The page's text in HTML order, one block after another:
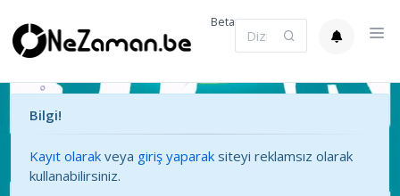
Beta
Bilgi!
Kayıt olarak veya giriş yaparak siteyi reklamsız olarak
kullanabilirsiniz.